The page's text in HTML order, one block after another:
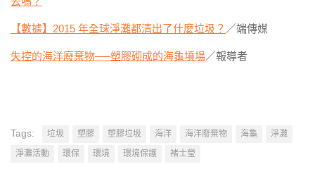
【數據】2015 年全球淨灘都清出了什麼垃圾？ ／端傳媒
失控的海洋廢棄物──塑膠砌成的海龜墳場／報導者
Tags: 垃圾 塑膠 塑膠垃圾 海洋 海洋廢棄物 海龜
淨灘
淨灘活動
環保 環境 環境保護 褚士瑩